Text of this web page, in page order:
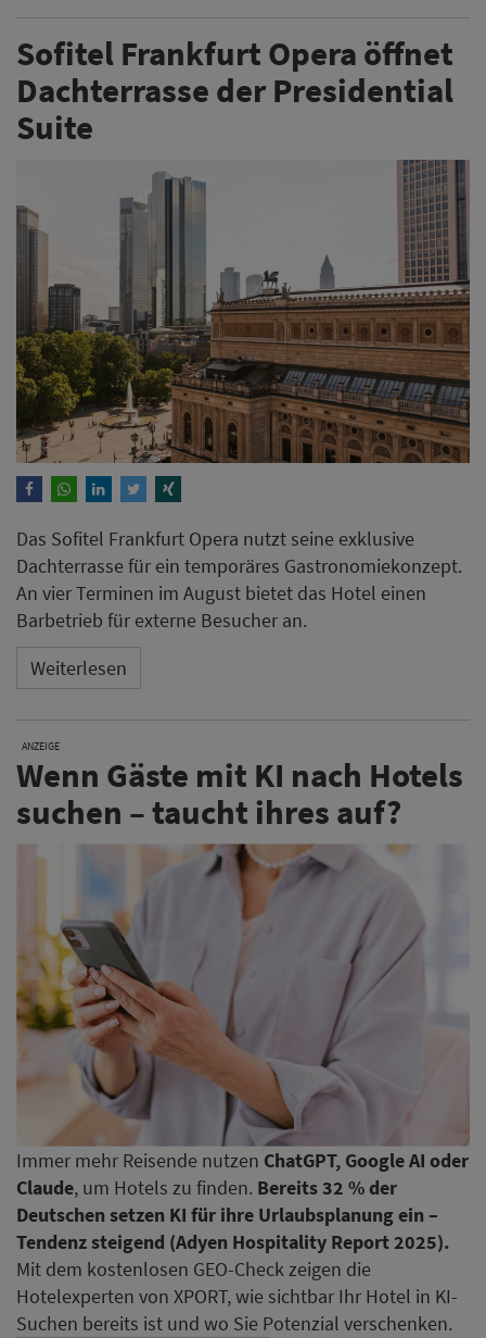
Sofitel Frankfurt Opera öffnet
Dachterrasse der Presidential
Suite
Das Sofitel Frankfurt Opera nutzt seine exklusive
Dachterrasse für ein temporäres Gastronomiekonzept.
An vier Terminen im August bietet das Hotel einen
Barbetrieb für externe Besucher an.
Weiterlesen
ANZEIGE
Wenn Gäste mit KI nach Hotels
suchen – taucht ihres auf?
Immer mehr Reisende nutzen ChatGPT, Google AI oder
Claude, um Hotels zu finden. Bereits 32 % der
Deutschen setzen KI für ihre Urlaubsplanung ein –
Tendenz steigend (Adyen Hospitality Report 2025).
Mit dem kostenlosen GEO-Check zeigen die
Hotelexperten von XPORT, wie sichtbar Ihr Hotel in KI-
Suchen bereits ist und wo Sie Potenzial verschenken.